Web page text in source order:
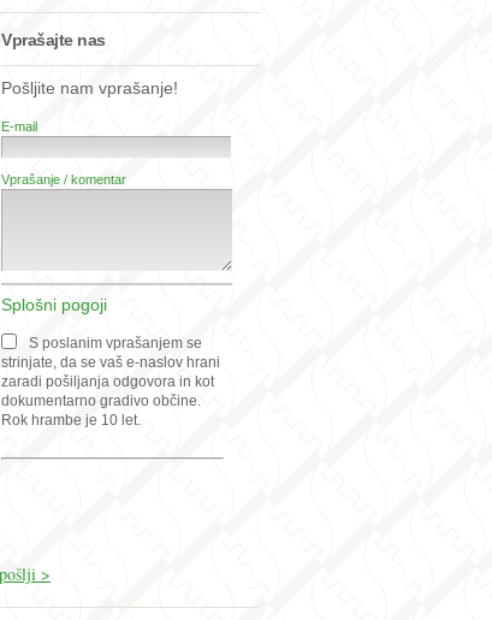
Vprašajte nas
Pošljite nam vprašanje!
E-mail
Vprašanje / komentar
Splošni pogoji
S poslanim vprašanjem se
strinjate, da se vaš e-naslov hrani
zaradi pošiljanja odgovora in kot
dokumentarno gradivo občine.
Rok hrambe je 10 let.